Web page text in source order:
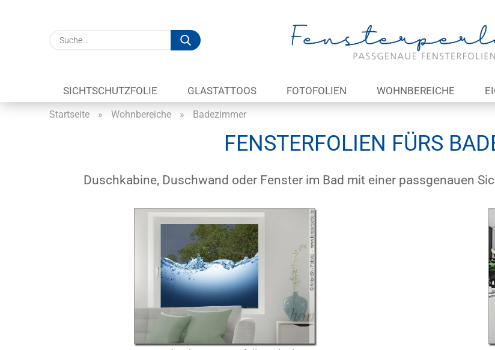
Lieferland
Suche...
SICHTSCHUTZFOLIE GLASTATTOOS FOTOFOLIEN WOHNBEREICHE
Startseite » Wohnbereiche » Badezimmer
FENSTERFOLIEN FÜRS
Duschkabine, Duschwand oder Fenster im Bad mit einer passgenauen